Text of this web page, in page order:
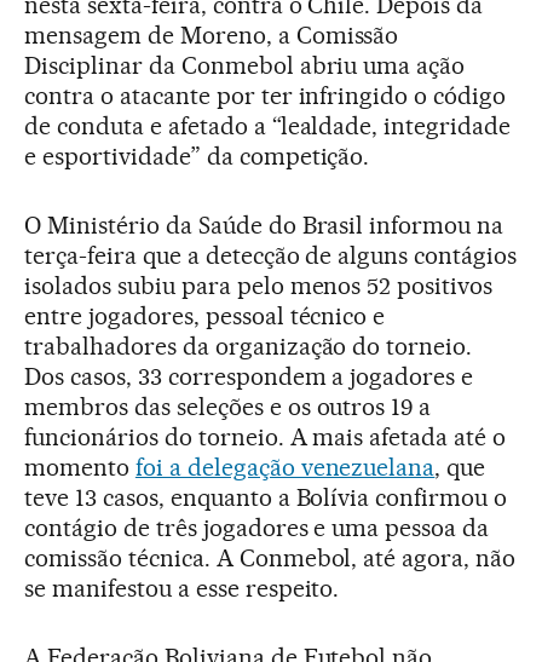
mensagem de Moreno, a Comissão
Disciplinar da Conmebol abriu uma ação
contra o atacante por ter infringido o código
de conduta e afetado a “lealdade, integridade
e esportividade” da competição.
O Ministério da Saúde do Brasil informou na
terça-feira que a detecção de alguns contágios
isolados subiu para pelo menos 52 positivos
entre jogadores, pessoal técnico e
trabalhadores da organização do torneio.
Dos casos, 33 correspondem a jogadores e
membros das seleções e os outros 19 a
funcionários do torneio. A mais afetada até o
momento foi a delegação venezuelana, que
teve 13 casos, enquanto a Bolívia confirmou o
contágio de três jogadores e uma pessoa da
comissão técnica. A Conmebol, até agora, não
se manifestou a esse respeito.